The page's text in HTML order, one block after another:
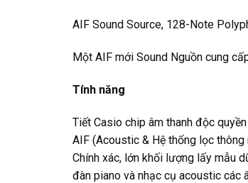
AIF Sound Source, 128-Note
Một AIF mới Sound Nguồn cung
Tính năng
Tiết Casio chip âm thanh độc
AIF (Acoustic & Hệ thống lọc thông
Chính xác, lớn khối lượng lấy mẫu
đàn piano và nhạc cụ acoustic các